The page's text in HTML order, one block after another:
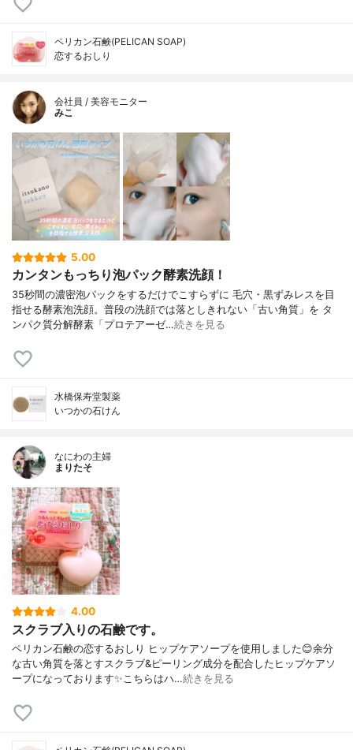
ペリカン石鹸(PELICAN SOAP)
恋するおしり
会社員 / 美容モニター
みこ
5.00
カンタンもっちり泡パック酵素洗顔！
35秒間の濃密泡パックをするだけでこすらずに 毛穴・黒ずみレスを目
指せる酵素泡洗顔。普段の洗顔では落としきれない「古い角質」を タ
ンパク質分解酵素「プロテアーゼ…続きを見る
水橋保寿堂製薬
いつかの石けん
なにわの主婦
まりたそ
4.00
スクラブ入りの石鹸です。
ペリカン石鹸の恋するおしり ヒップケアソープを使用しました😊余分
な古い角質を落とすスクラブ&ピーリング成分を配合したヒップケアソ
ープになっております✨こちらはハ…続きを見る